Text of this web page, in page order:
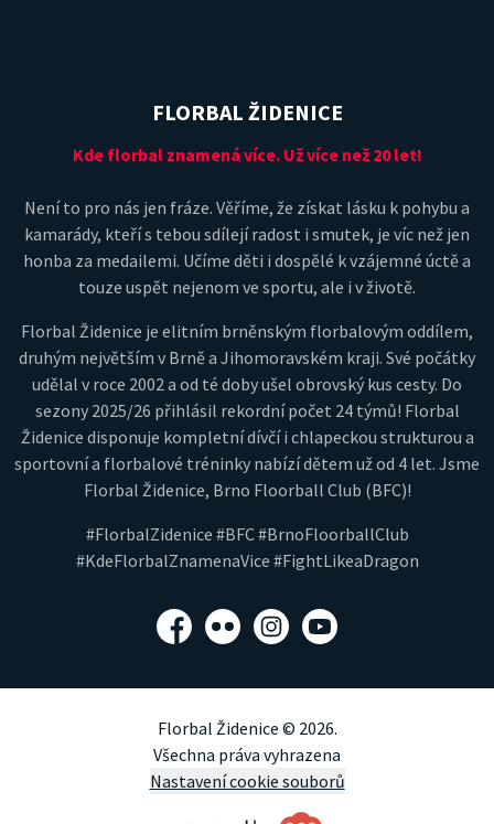
FLORBAL ŽIDENICE
Kde florbal znamená více. Už více než 20 let!
Není to pro nás jen fráze. Věříme, že získat lásku k pohybu a
kamarády, kteří s tebou sdílejí radost i smutek, je víc než jen
honba za medailemi. Učíme děti i dospělé k vzájemné úctě a
touze uspět nejenom ve sportu, ale i v životě.
Florbal Židenice je elitním brněnským florbalovým oddílem,
druhým největším v Brně a Jihomoravském kraji. Své počátky
udělal v roce 2002 a od té doby ušel obrovský kus cesty. Do
sezony 2025/26 přihlásil rekordní počet 24 týmů! Florbal
Židenice disponuje kompletní dívčí i chlapeckou strukturou a
sportovní a florbalové tréninky nabízí dětem už od 4 let. Jsme
Florbal Židenice, Brno Floorball Club (BFC)!
#FlorbalZidenice #BFC #BrnoFloorballClub
#KdeFlorbalZnamenaVice #FightLikeaDragon
Facebook
Flickr Instagram
YouTube
Florbal Židenice © 2026.
Všechna práva vyhrazena
Nastavení cookie souborů